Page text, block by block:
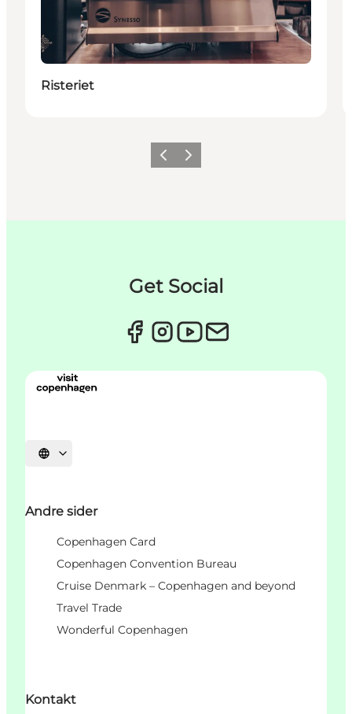
Risteriet
ForrigeNeste
Get Social
Velg språk
Andre sider
Copenhagen Card
Copenhagen Convention Bureau
Cruise Denmark – Copenhagen and beyond
Travel Trade
Wonderful Copenhagen
Kontakt